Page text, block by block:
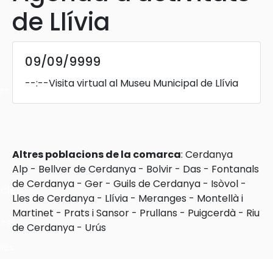
de Llívia
09/09/9999
--:--Visita virtual al Museu Municipal de Llívia
Altres poblacions de la comarca: Cerdanya
Alp - Bellver de Cerdanya - Bolvir - Das - Fontanals
de Cerdanya - Ger - Guils de Cerdanya - Isòvol -
Lles de Cerdanya - Llívia - Meranges - Montellà i
Martinet - Prats i Sansor - Prullans - Puigcerdà - Riu
de Cerdanya - Urús